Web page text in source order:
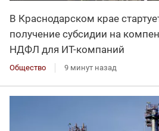
В Краснодарском крае
получение субсидии на
НДФЛ для ИT-компаний
Общество 9 минут назад